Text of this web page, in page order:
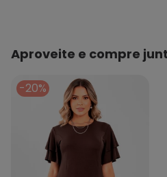
Aproveite e compre
-20%